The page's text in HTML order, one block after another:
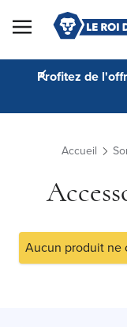
Skip to Content
Profitez de
Accueil
Aucun produit ne